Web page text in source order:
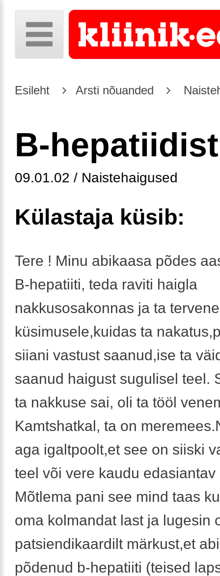
Esileht Arsti nõuanded
B-hepatiidist
09.01.02 / Naistehaigused
Külastaja küsib:
Tere ! Minu abikaasa põdes
B-hepatiiti, teda raviti haigla
nakkusosakonnas ja ta
küsimusele,kuidas ta
siiani vastust saanud,ise ta
saanud haigust sugulisel teel.
ta nakkuse sai, oli ta tööl
Kamtshatkal, ta on
aga igaltpoolt,et see on siiski
teel või vere kaudu edasiantav
Mõtlema pani see mind taas
oma kolmandat last ja lugesin
patsiendikaardilt märkust,et
põdenud b-hepatiiti (teised